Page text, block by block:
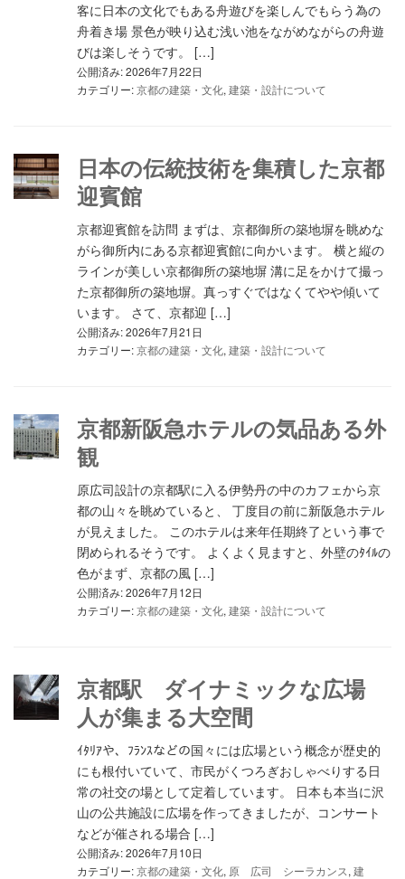
客に日本の文化でもある舟遊びを楽しんでもらう為の
舟着き場 景色が映り込む浅い池をながめながらの舟遊
びは楽しそうです。 […]
公開済み: 2026年7月22日
カテゴリー:京都の建築・文化, 建築・設計について
日本の伝統技術を集積した京都
迎賓館
京都迎賓館を訪問 まずは、京都御所の築地塀を眺めな
がら御所内にある京都迎賓館に向かいます。 横と縦の
ラインが美しい京都御所の築地塀 溝に足をかけて撮っ
た京都御所の築地塀。真っすぐではなくてやや傾いて
います。 さて、京都迎 […]
公開済み: 2026年7月21日
カテゴリー:京都の建築・文化, 建築・設計について
京都新阪急ホテルの気品ある外
観
原広司設計の京都駅に入る伊勢丹の中のカフェから京
都の山々を眺めていると、 丁度目の前に新阪急ホテル
が見えました。 このホテルは来年任期終了という事で
閉められるそうです。 よくよく見ますと、外壁のﾀｲﾙの
色がまず、京都の風 […]
公開済み: 2026年7月12日
カテゴリー:京都の建築・文化, 建築・設計について
京都駅 ダイナミックな広場
人が集まる大空間
ｲﾀﾘｱや、ﾌﾗﾝｽなどの国々には広場という概念が歴史的
にも根付いていて、市民がくつろぎおしゃべりする日
常の社交の場として定着しています。 日本も本当に沢
山の公共施設に広場を作ってきましたが、コンサート
などが催される場合 […]
公開済み: 2026年7月10日
カテゴリー:京都の建築・文化, 原 広司 シーラカンス, 建